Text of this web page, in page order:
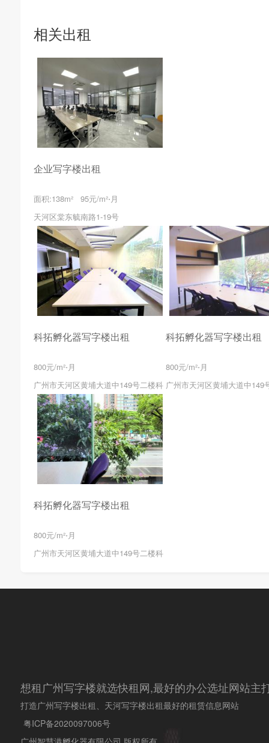
相关出租
企业写字楼出租
面积:138m² 95元/m²⋅月
天河区棠东毓南路1-19号
科拓孵化器写字楼出租
800元/m²⋅月
广州市天河区黄埔大道中149号二楼科
科拓孵化器写字楼出租
800元/m²⋅月
广州市天河区黄埔大道中149
科拓孵化器写字楼出租
800元/m²⋅月
广州市天河区黄埔大道中149号二楼科
想租广州写字楼就选快租网,最好的办公选址网站
打造广州写字楼出租、天河写字楼出租最好的租赁信息网站
粤ICP备2020097006号